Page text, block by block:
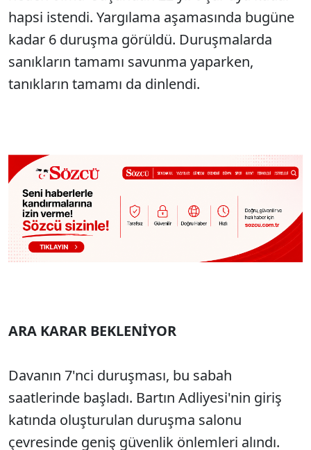
hapsi istendi. Yargılama aşamasında bugüne
kadar 6 duruşma görüldü. Duruşmalarda
sanıkların tamamı savunma yaparken,
tanıkların tamamı da dinlendi.
ARA KARAR BEKLENİYOR
Davanın 7'nci duruşması, bu sabah
saatlerinde başladı. Bartın Adliyesi'nin giriş
katında oluşturulan duruşma salonu
çevresinde geniş güvenlik önlemleri alındı.